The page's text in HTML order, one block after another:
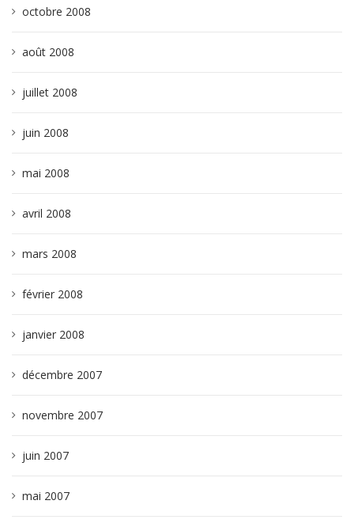
octobre 2008
août 2008
juillet 2008
juin 2008
mai 2008
avril 2008
mars 2008
février 2008
janvier 2008
décembre 2007
novembre 2007
juin 2007
mai 2007